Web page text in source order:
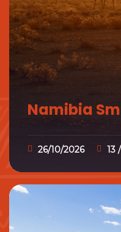
Namibia
26/10/2026 13